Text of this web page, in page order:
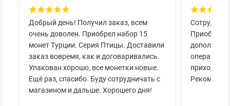
Добрый день! Получил заказ, всем
очень доволен. Приобрел набор 15
монет Турции. Серия Птицы. Доставили
заказ вовремя, как и договаривались.
Упакован хорошо, все монетки новые.
Ещё раз, спасибо. Буду сотрудничать с
магазином и дальше. Хорошего дня!
приходило